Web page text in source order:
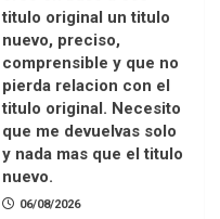
titulo original un titulo
nuevo, preciso,
comprensible y que no
pierda relacion con el
titulo original. Necesito
que me devuelvas solo
y nada mas que el titulo
nuevo.
06/08/2026